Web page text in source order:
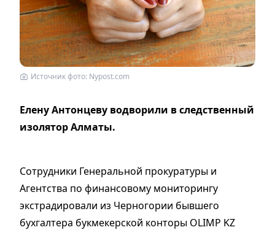
Источник фото: Nypost.com
Елену Антонцеву водворили в следственный
изолятор Алматы.
Сотрудники Генеральной прокуратуры и
Агентства по финансовому мониторингу
экстрадировали из Черногории бывшего
бухгалтера букмекерской конторы ОLIMP KZ